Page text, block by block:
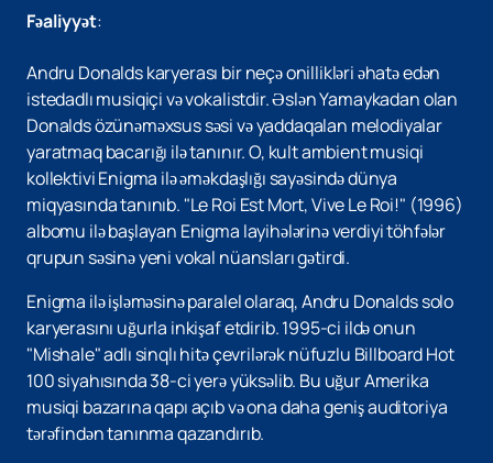
Fəaliyyət:
Andru Donalds karyerası bir neçə onillikləri əhatə edən
istedadlı musiqiçi və vokalistdir. Əslən Yamaykadan olan
Donalds özünəməxsus səsi və yaddaqalan melodiyalar
yaratmaq bacarığı ilə tanınır. O, kult ambient musiqi
kollektivi Enigma ilə əməkdaşlığı sayəsində dünya
miqyasında tanınıb. "Le Roi Est Mort, Vive Le Roi!" (1996)
albomu ilə başlayan Enigma layihələrinə verdiyi töhfələr
qrupun səsinə yeni vokal nüansları gətirdi.
Enigma ilə işləməsinə paralel olaraq, Andru Donalds solo
karyerasını uğurla inkişaf etdirib. 1995-ci ildə onun
"Mishale" adlı sinqlı hitə çevrilərək nüfuzlu Billboard Hot
100 siyahısında 38-ci yerə yüksəlib. Bu uğur Amerika
musiqi bazarına qapı açıb və ona daha geniş auditoriya
tərəfindən tanınma qazandırıb.